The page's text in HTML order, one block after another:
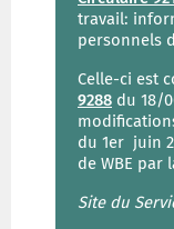
travail:
personnels
Celle-ci est
9288 du 18/
du 1er juin
de WBE par
Site du